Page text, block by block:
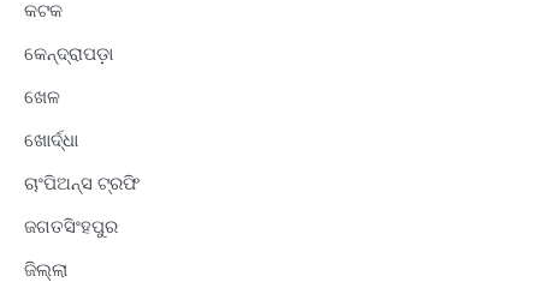
କଟକ
କେନ୍ଦ୍ରାପଡ଼ା
ଖେଳ
ଖୋର୍ଦ୍ଧା
ଚାଂପିଅନ୍ସ ଟ୍ରଫି
ଜଗତସିଂହପୁର
ଜିଲ୍ଲା